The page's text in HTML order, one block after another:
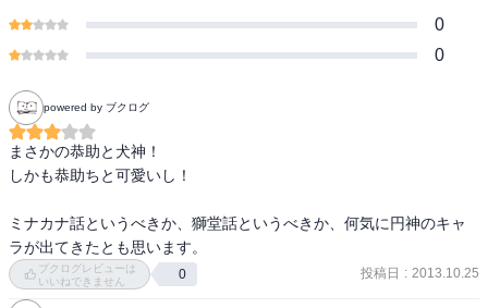
0
0
powered by ブクログ
まさかの恭助と犬神！
しかも恭助ちと可愛いし！
ミナカナ話というべきか、獅堂話というべきか、何気に円神のキャ
ラが出てきたとも思います。
ブクログレビューは
いいねできません
0 投稿日 : 2013.10.25